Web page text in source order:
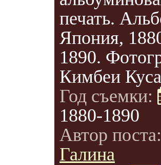
печать.
Япония,
1890.
Кимбеи
Год съемки:
1880-1890
Автор
Галина